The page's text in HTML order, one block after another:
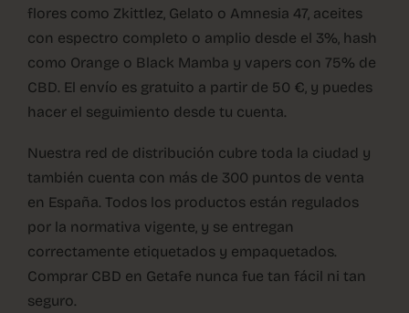
flores como Zkittlez, Gelato o Amnesia 47, aceites
con espectro completo o amplio desde el 3%, hash
como Orange o Black Mamba y vapers con 75% de
CBD. El envío es gratuito a partir de 50 €, y puedes
hacer el seguimiento desde tu cuenta.
Nuestra red de distribución cubre toda la ciudad y
también cuenta con más de 300 puntos de venta
en España. Todos los productos están regulados
por la normativa vigente, y se entregan
correctamente etiquetados y empaquetados.
Comprar CBD en Getafe nunca fue tan fácil ni tan
seguro.